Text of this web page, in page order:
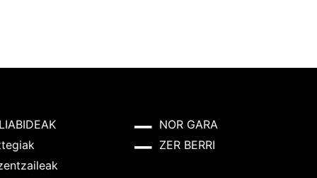
NOR GARA
ZER BERRI